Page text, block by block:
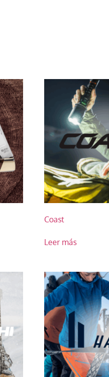
Coast
Leer más